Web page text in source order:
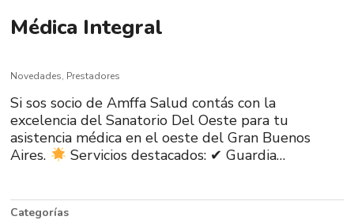
Médica Integral
Novedades, Prestadores
Si sos socio de Amffa Salud contás con la
excelencia del Sanatorio Del Oeste para tu
asistencia médica en el oeste del Gran Buenos
Aires.
Servicios destacados: ✔ Guardia…
Categorías